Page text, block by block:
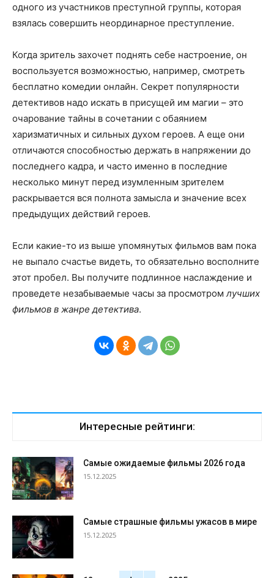
одного из участников преступной группы, которая
взялась совершить неординарное преступление.
Когда зритель захочет поднять себе настроение, он
воспользуется возможностью, например, смотреть
бесплатно комедии онлайн. Секрет популярности
детективов надо искать в присущей им магии – это
очарование тайны в сочетании с обаянием
харизматичных и сильных духом героев. А еще они
отличаются способностью держать в напряжении до
последнего кадра, и часто именно в последние
несколько минут перед изумленным зрителем
раскрывается вся полнота замысла и значение всех
предыдущих действий героев.
Если какие-то из выше упомянутых фильмов вам пока
не выпало счастье видеть, то обязательно восполните
этот пробел. Вы получите подлинное наслаждение и
проведете незабываемые часы за просмотром лучших
фильмов в жанре детектива.
Интересные рейтинги:
Самые ожидаемые фильмы 2026 года
15.12.2025
Самые страшные фильмы ужасов в мире
15.12.2025